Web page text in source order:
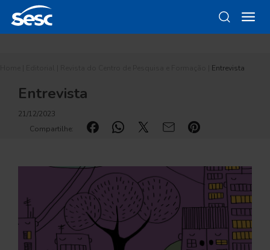
Entrevista
Entrevista
21/12/2023
Compartilhe: